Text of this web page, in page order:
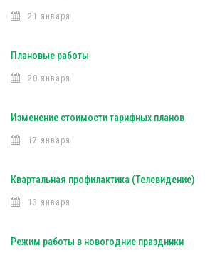
21 января
Плановые работы
20 января
Изменение стоимости тарифных планов
17 января
Квартальная профилактика (Телевидение)
13 января
Режим работы в новогодние праздники